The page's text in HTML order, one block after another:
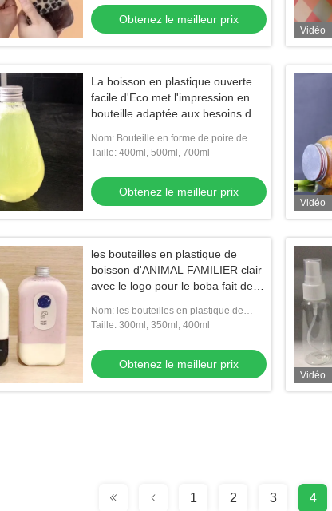
Obtenez le meilleur prix
Vidéo
La boisson en plastique ouverte
facile d'Eco met l'impression en
bouteille adaptée aux besoins du
Nom: Bouteille en forme de poire de
boisson de nouvelle conception
Taille: 400ml, 500ml, 700ml
Obtenez le meilleur prix
Vidéo
les bouteilles en plastique de
boisson d'ANIMAL FAMILIER clair
avec le logo pour le boba fait des
Nom: les bouteilles en plastique de
boisson d'ANIMAL FAMILIER clair avec
Taille: 300ml, 350ml, 400ml
Obtenez le meilleur prix
Vidéo
1 2 3 4